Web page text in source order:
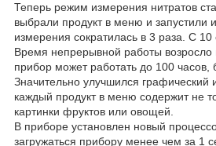
Теперь режим измерения нитратов
выбрали продукт в меню и запустили
измерения сократилась в 3 раза. С 10
Время непрерывной работы возросло
прибор может работать до 100 часов,
Значительно улучшился графический
каждый продукт в меню содержит не
картинки фруктов или овощей.
В приборе установлен новый
загружаться прибору менее чем за 1